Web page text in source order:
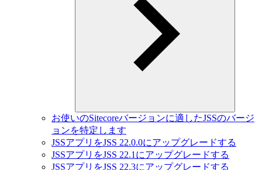
お使いのSitecoreバージョンに適したJSSのバージ
ョンを特定します
JSSアプリをJSS 22.0.0にアップグレードする
JSSアプリをJSS 22.1にアップグレードする
JSSアプリをJSS 22.3にアップグレードする